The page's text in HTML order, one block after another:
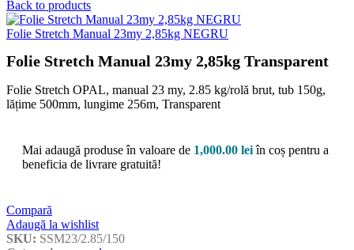
Back to products
Folie Stretch Manual 23my 2,85kg NEGRU
Folie Stretch Manual 23my 2,85kg Transparent
Folie Stretch OPAL, manual 23 my, 2.85 kg/rolă brut, tub 150g,
lățime 500mm, lungime 256m, Transparent
Mai adaugă produse în valoare de 1,000.00 leiîn coș pentru a
beneficia de livrare gratuită!
Compară
Adaugă la wishlist
SKU: SSM23/2.85/150